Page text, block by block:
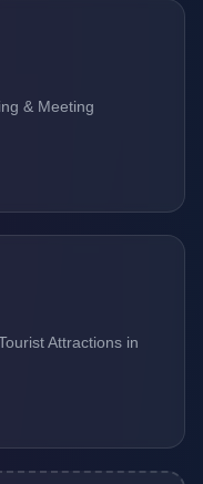
& Meeting
Attractions in